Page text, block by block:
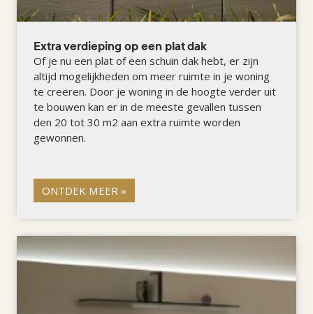
Extra verdieping op een plat dak
Of je nu een plat of een schuin dak hebt, er zijn
altijd mogelijkheden om meer ruimte in je woning
te creëren. Door je woning in de hoogte verder uit
te bouwen kan er in de meeste gevallen tussen
den 20 tot 30 m2 aan extra ruimte worden
gewonnen.
ONTDEK MEER »